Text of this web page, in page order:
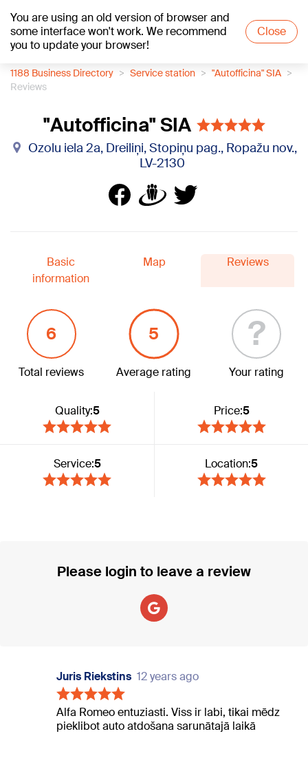
You are using an old version of browser and
some interface won't work. We recommend
you to update your browser!
Close
+19°C
1188 Business Directory Service station
"Autofficina" SIA
Reviews
"Autofficina" SIA
Ozolu iela 2a, Dreiliņi, Stopiņu pag., Ropažu nov.,
LV-2130
Basic
information
Map Reviews
6
Total reviews
5
Average rating
?
Your rating
Quality:5 Price:5
Service:5 Location:5
Please login to leave a review
Juris Riekstins 12 years ago
Alfa Romeo entuziasti. Viss ir labi, tikai mēdz
pieklibot auto atdošana sarunātajā laikā